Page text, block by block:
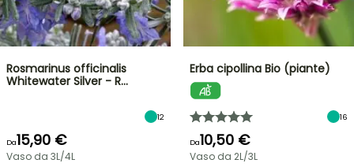
Rosmarinus officinalis
Whitewater Silver - R…
12
Da15,90 €
Vaso da 3L/4L
Erba cipollina Bio (piante)
16
Da10,50 €
Vaso da 2L/3L